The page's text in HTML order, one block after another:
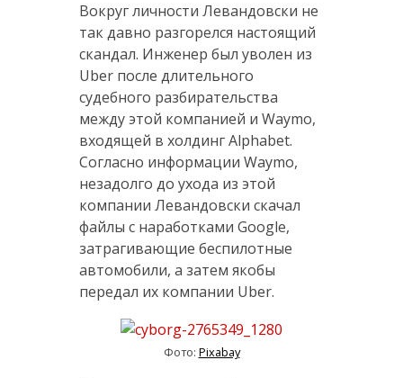
Вокруг личности Левандовски не
так давно разгорелся настоящий
скандал. Инженер был уволен из
Uber после длительного
судебного разбирательства
между этой компанией и Waymo,
входящей в холдинг Alphabet.
Согласно информации Waymo,
незадолго до ухода из этой
компании Левандовски скачал
файлы с наработками Google,
затрагивающие беспилотные
автомобили, а затем якобы
передал их компании Uber.
Фото: Pixabay